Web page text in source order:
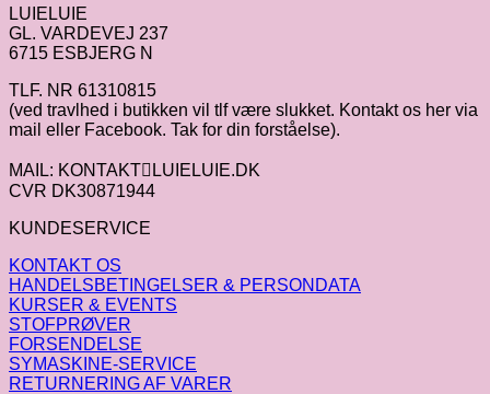
LUIELUIE
GL. VARDEVEJ 237
6715 ESBJERG N
TLF. NR 61310815
(ved travlhed i butikken vil tlf være slukket. Kontakt os her via
mail eller Facebook. Tak for din forståelse).
MAIL: KONTAKTLUIELUIE.DK
CVR DK30871944
KUNDESERVICE
KONTAKT OS
HANDELSBETINGELSER & PERSONDATA
KURSER & EVENTS
STOFPRØVER
FORSENDELSE
SYMASKINE-SERVICE
RETURNERING AF VARER